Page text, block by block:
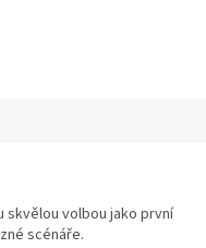
skvělou volbou jako první
scénáře.